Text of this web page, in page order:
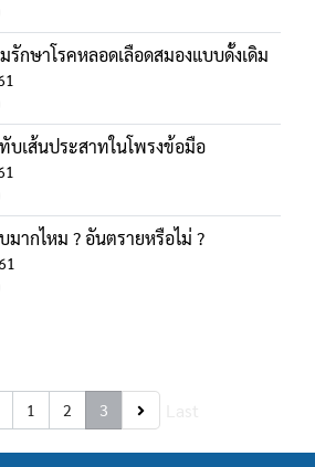
รักษาโรคหลอดเลือดสมองแบบดั้งเดิม
บเส้นประสาทในโพรงข้อมือ
มากไหม ? อันตรายหรือไม่ ?
1 2 3